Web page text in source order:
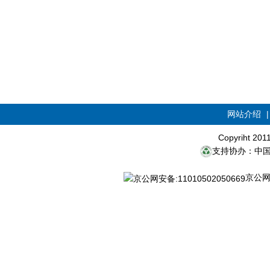
网站介绍
Copyriht
支持协办：中
京公